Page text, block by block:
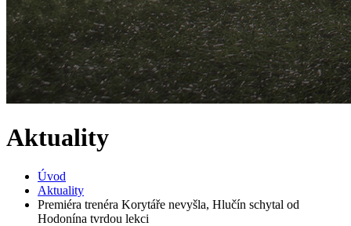
Aktuality
Úvod
Aktuality
Premiéra trenéra Korytáře nevyšla, Hlučín schytal od
Hodonína tvrdou lekci